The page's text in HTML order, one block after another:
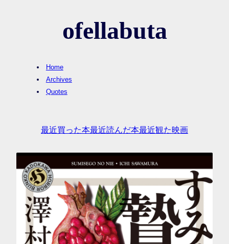
ofellabuta
Home
Archives
Quotes
最近買った本最近読んだ本最近観た映画